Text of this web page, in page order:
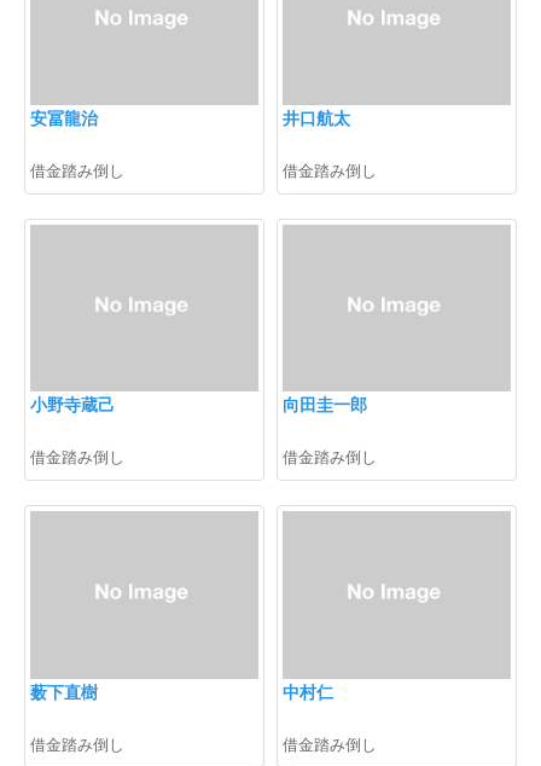
安冨龍治
借金踏み倒し
井口航太
借金踏み倒し
小野寺蔵己
借金踏み倒し
向田圭一郎
借金踏み倒し
薮下直樹
借金踏み倒し
中村仁
借金踏み倒し